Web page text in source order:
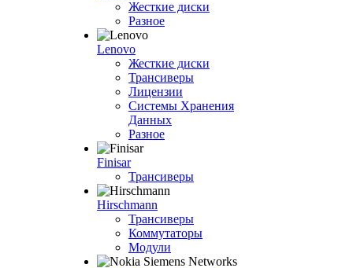
Жесткие диски
Разное
Lenovo
Жесткие диски
Трансиверы
Лицензии
Системы Хранения
Данных
Разное
Finisar
Трансиверы
Hirschmann
Трансиверы
Коммутаторы
Модули